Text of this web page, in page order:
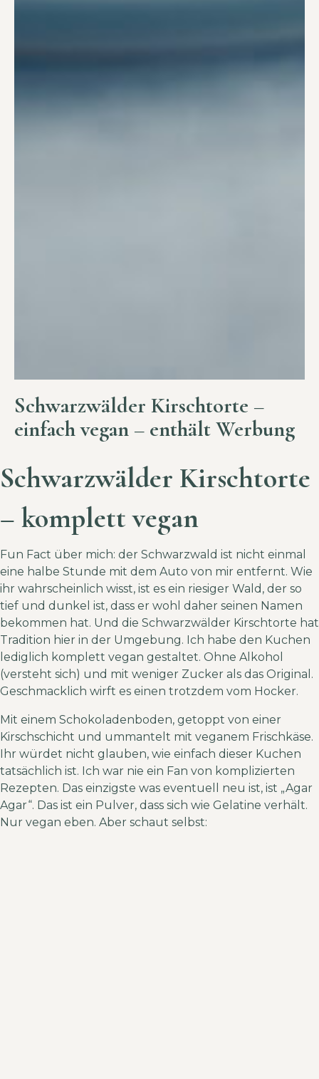
Schwarzwälder Kirschtorte –
einfach vegan – enthält Werbung
Schwarzwälder Kirschtorte
– komplett vegan
Fun Fact über mich: der Schwarzwald ist nicht einmal
eine halbe Stunde mit dem Auto von mir entfernt. Wie
ihr wahrscheinlich wisst, ist es ein riesiger Wald, der so
tief und dunkel ist, dass er wohl daher seinen Namen
bekommen hat. Und die Schwarzwälder Kirschtorte hat
Tradition hier in der Umgebung. Ich habe den Kuchen
lediglich komplett vegan gestaltet. Ohne Alkohol
(versteht sich) und mit weniger Zucker als das Original.
Geschmacklich wirft es einen trotzdem vom Hocker.
Mit einem Schokoladenboden, getoppt von einer
Kirschschicht und ummantelt mit veganem Frischkäse.
Ihr würdet nicht glauben, wie einfach dieser Kuchen
tatsächlich ist. Ich war nie ein Fan von komplizierten
Rezepten. Das einzigste was eventuell neu ist, ist „Agar
Agar“. Das ist ein Pulver, dass sich wie Gelatine verhält.
Nur vegan eben. Aber schaut selbst: